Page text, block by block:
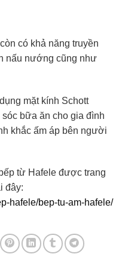
có khả năng truyền
nấu nướng cũng như
mặt kính Schott
bữa ăn cho gia đình
khắc ấm áp bên người
từ Hafele được trang
đây:
hafele/bep-tu-am-hafele/